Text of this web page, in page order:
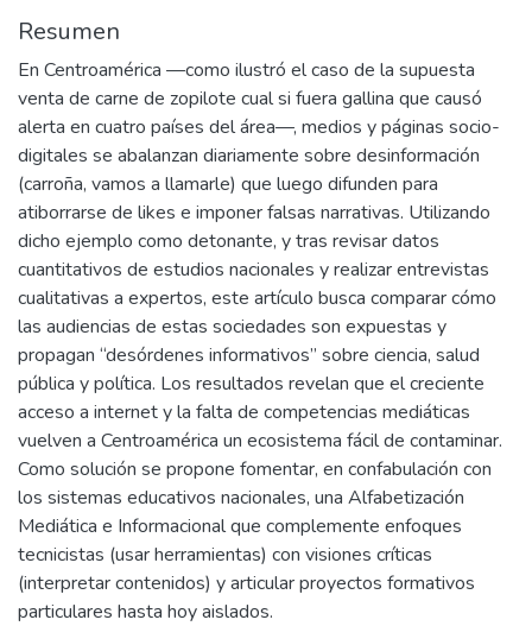
Resumen
En Centroamérica —como ilustró el caso de la supuesta
venta de carne de zopilote cual si fuera gallina que causó
alerta en cuatro países del área—, medios y páginas socio-
digitales se abalanzan diariamente sobre desinformación
(carroña, vamos a llamarle) que luego difunden para
atiborrarse de likes e imponer falsas narrativas. Utilizando
dicho ejemplo como detonante, y tras revisar datos
cuantitativos de estudios nacionales y realizar entrevistas
cualitativas a expertos, este artículo busca comparar cómo
las audiencias de estas sociedades son expuestas y
propagan “desórdenes informativos” sobre ciencia, salud
pública y política. Los resultados revelan que el creciente
acceso a internet y la falta de competencias mediáticas
vuelven a Centroamérica un ecosistema fácil de contaminar.
Como solución se propone fomentar, en confabulación con
los sistemas educativos nacionales, una Alfabetización
Mediática e Informacional que complemente enfoques
tecnicistas (usar herramientas) con visiones críticas
(interpretar contenidos) y articular proyectos formativos
particulares hasta hoy aislados.